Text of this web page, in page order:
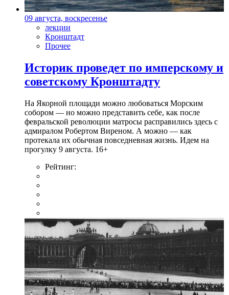
09 августа, воскресенье
лекции
Кронштадт
Прочее
Историк проведет по имперскому и
советскому Кронштадту
На Якорной площади можно любоваться Морским
собором — но можно представить себе, как после
февральской революции матросы расправились здесь с
адмиралом Робертом Виреном. А можно — как
протекала их обычная повседневная жизнь. Идем на
прогулку 9 августа. 16+
Рейтинг: